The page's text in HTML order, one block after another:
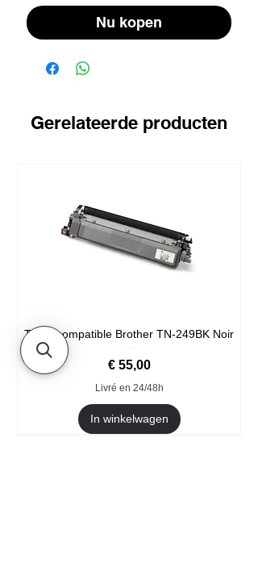
Nu kopen
Gerelateerde producten
Toner compatible Brother TN-249BK Noir
Prijs
€ 55,00
Livré en 24/48h
In winkelwagen